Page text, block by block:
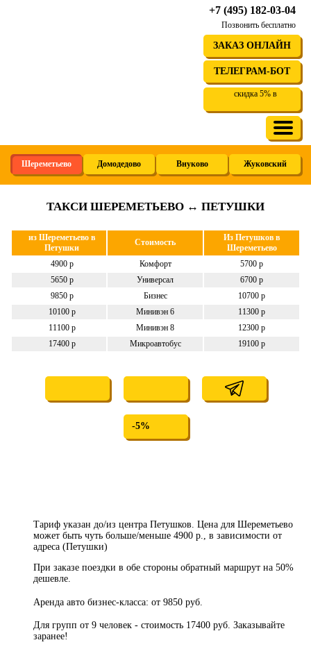
+7 (495) 182-03-04
Позвонить бесплатно
ЗАКАЗ ОНЛАЙН
ТЕЛЕГРАМ-БОТ
скидка 5% в
Шереметьево Домодедово Внуково Жуковский
ТАКСИ ШЕРЕМЕТЬЕВО ↔ ПЕТУШКИ
из Шереметьево в
Петушки
Стоимость
Из Петушков в
Шереметьево
4900 р
Комфорт
5700 р
5650 р
Универсал
6700 р
9850 р
Бизнес
10700 р
10100 р
Минивэн 6
11300 р
11100 р
Минивэн 8
12300 р
17400 р
Микроавтобус 19100 р
-5%
Тариф указан до/из центра Петушков. Цена для Шереметьево
может быть чуть больше/меньше 4900 р., в зависимости от
адреса (Петушки)
При заказе поездки в обе стороны обратный маршрут на 50%
дешевле.
Аренда авто бизнес-класса: от 9850 руб.
Для групп от 9 человек - стоимость 17400 руб. Заказывайте
заранее!